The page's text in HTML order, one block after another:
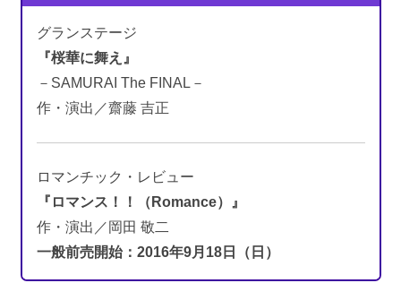
グランステージ
『桜華に舞え』
－SAMURAI The FINAL－
作・演出／齋藤 吉正
ロマンチック・レビュー
『ロマンス！！（Romance）』
作・演出／岡田 敬二
一般前売開始：2016年9月18日（日）